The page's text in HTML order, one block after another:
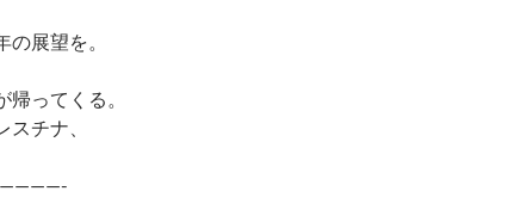
の展望を。
帰ってくる。
スチナ、